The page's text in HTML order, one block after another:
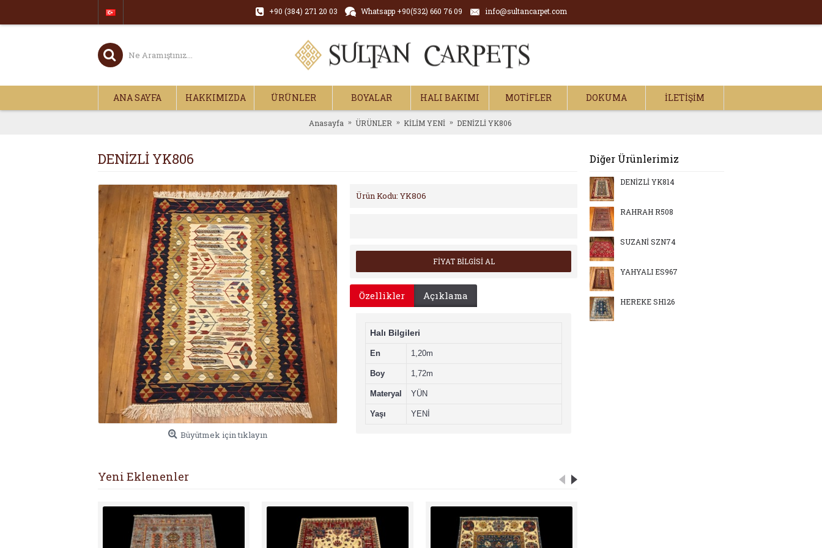
+90 (384) 271 20 03 Whatsapp +90(532) 660 76 09 info@sultancarpet.com
ANA SAYFA HAKKIMIZDA ÜRÜNLER BOYALAR HALI BAKIMI MOTİFLER DOKUMA İLETIŞIM
Anasayfa ÜRÜNLER KİLİM YENİ DENİZLİ YK806
Diğer Ürünlerimiz
DENİZLİ YK814
RAHRAH R508
SUZANİ SZN74
YAHYALI ES967
HEREKE SH126
DENİZLİ YK806
Büyütmek için tıklayın
Ürün Kodu: YK806
FİYAT BİLGİSİ AL
Özellikler Açıklama
Halı Bilgileri
En 1,20m
Boy 1,72m
Materyal YÜN
Yaşı YENİ
Yeni Eklenenler